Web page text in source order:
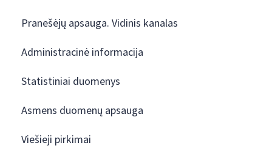
Pranešėjų apsauga. Vidinis kanalas
Administracinė informacija
Statistiniai duomenys
Asmens duomenų apsauga
Viešieji pirkimai